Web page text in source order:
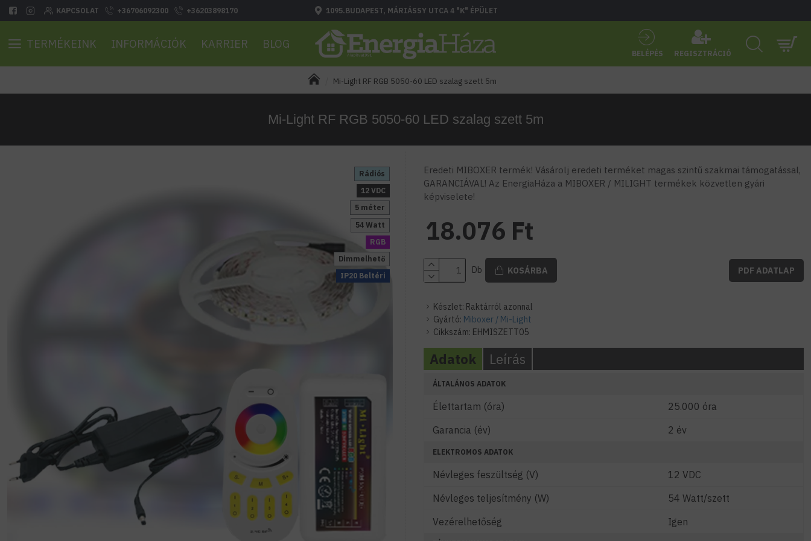
KAPCSOLAT +36706092300 +36203898170 1095.BUDAPEST, MÁRIÁSSY UTCA 4 "K" ÉPÜLET
TERMÉKEINK INFORMÁCIÓK KARRIER BLOG
BELÉPÉS REGISZTRÁCIÓ
Mi-Light RF RGB 5050-60 LED szalag szett 5m
Mi-Light RF RGB 5050-60 LED szalag szett 5m
RGB
IP20 Beltéri
Rádiós
12 VDC
Dimmelhető
5 méter
54 Watt
Eredeti MIBOXER termék! Vásárolj eredeti terméket magas szintű szakmai támogatással,
GARANCIÁVAL! Az EnergiaHáza a MIBOXER / MILIGHT termékek közvetlen gyári
képviselete!
Készlet: Raktárról azonnal
Gyártó: Miboxer / Mi-Light
Cikkszám: EHMISZETT05
18.076 Ft
Db KOSÁRBA PDF ADATLAP
Adatok Leírás
ÁLTALÁNOS ADATOK
Élettartam (óra)
25.000 óra
Garancia (év)
2 év
ELEKTROMOS ADATOK
Névleges feszültség (V)
12 VDC
Névleges teljesítmény (W)
54 Watt/szett
Vezérelhetőség
Igen